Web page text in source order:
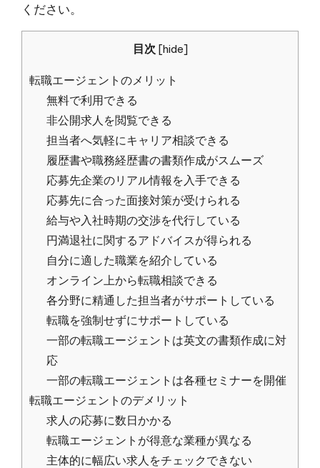
ください。
目次 [hide]
転職エージェントのメリット
無料で利用できる
非公開求人を閲覧できる
担当者へ気軽にキャリア相談できる
履歴書や職務経歴書の書類作成がスムーズ
応募先企業のリアル情報を入手できる
応募先に合った面接対策が受けられる
給与や入社時期の交渉を代行している
円満退社に関するアドバイスが得られる
自分に適した職業を紹介している
オンライン上から転職相談できる
各分野に精通した担当者がサポートしている
転職を強制せずにサポートしている
一部の転職エージェントは英文の書類作成に対
応
一部の転職エージェントは各種セミナーを開催
転職エージェントのデメリット
求人の応募に数日かかる
転職エージェントが得意な業種が異なる
主体的に幅広い求人をチェックできない